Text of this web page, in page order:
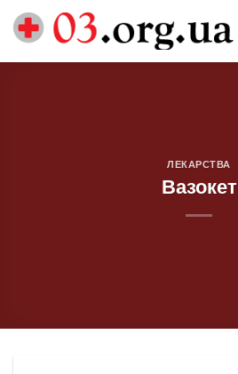
Skip
ЛЕКАРСТВА
Вазокет